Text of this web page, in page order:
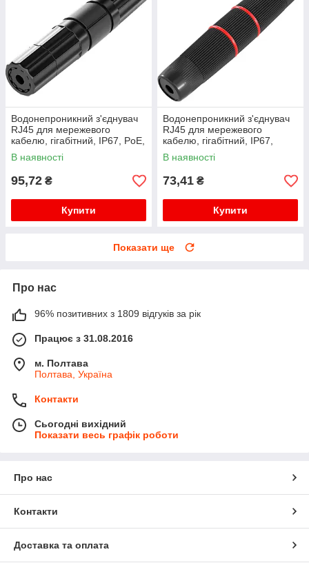
Водонепроникний з'єднувач
RJ45 для мережевого
кабелю, гігабітний, IP67, PoE,
чорний
В наявності
95,72 ₴
Купити
Водонепроникний з'єднувач
RJ45 для мережевого
кабелю, гігабітний, IP67,
чорний, WDT-IP67ZT/B
В наявності
73,41 ₴
Купити
Показати ще
Про нас
96% позитивних з 1809 відгуків за рік
Працює з 31.08.2016
м. Полтава
Полтава, Україна
Контакти
Сьогодні вихідний
Показати весь графік роботи
Про нас
Контакти
Доставка та оплата